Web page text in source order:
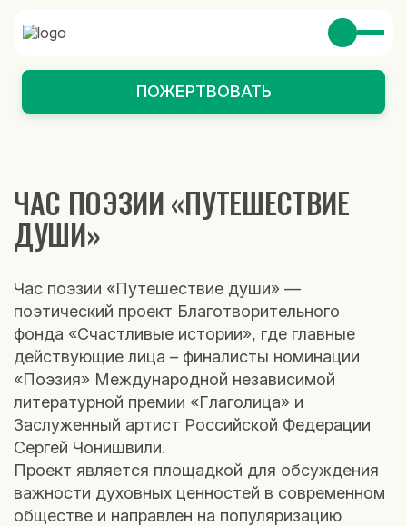
ПОЖЕРТВОВАТЬ
ЧАС ПОЭЗИИ «ПУТЕШЕСТВИЕ
ДУШИ»
Час поэзии «Путешествие души» —
поэтический проект Благотворительного
фонда «Счастливые истории», где главные
действующие лица – финалисты номинации
«Поэзия» Международной независимой
литературной премии «Глаголица» и
Заслуженный артист Российской Федерации
Сергей Чонишвили.
Проект является площадкой для обсуждения
важности духовных ценностей в современном
обществе и направлен на популяризацию